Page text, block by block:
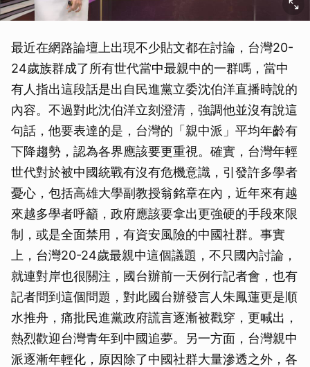
最近在網路論壇上出現不少貼文都在討論，台灣20-
24歲族群成了所有世代當中最親中的一群嗎，當中
有人指出這段話是出自民進黨立委沈伯洋直播時說的
內容。不過對此沈伯洋立刻澄清，強調他並沒有說這
句話，他要表達的是，台灣的「親中派」平均年齡有
下降趨勢，認為各界應該要更重視。確實，台灣年輕
世代對於被中國統戰有沒有危機意識，引發許多學者
憂心，包括高雄大學副教授翁銘章在內，近年來有越
來越多學者呼籲，政府應該要拿出更強硬的手段來限
制，或是全面禁用，有資安風險的中國社群。事實
上，台灣20-24歲最親中這個議題，不只國內討論，
就連對岸也很關注，國台辦前一天例行記者會，也有
記者問到這個問題，對此國台辦發言人朱鳳蓮更是順
水推舟，痛批民進黨政府謊言逐漸被戳穿，更喊出，
熱烈歡迎台灣青年到中國追夢。另一方面，台灣親中
派逐漸年輕化，原因除了中國社群大量滲透之外，各